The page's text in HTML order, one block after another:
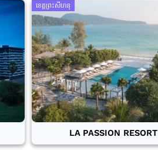
ខេត្តព្រះសីហនុ
LA PASSION RESORT